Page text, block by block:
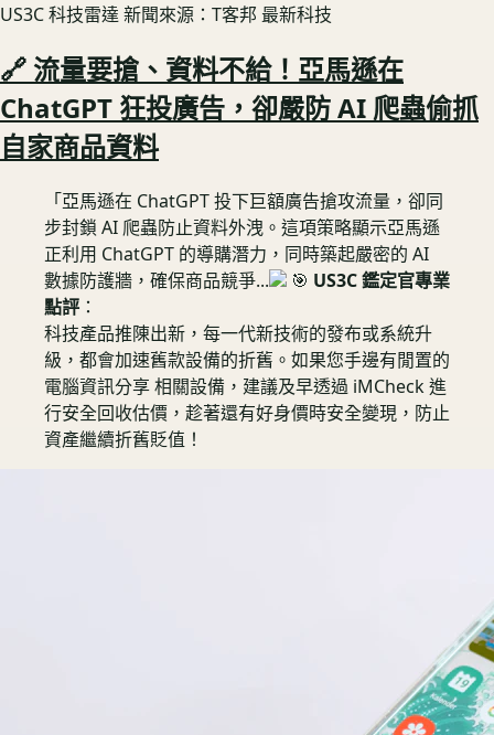
US3C 科技雷達 新聞來源：T客邦 最新科技
🔗 流量要搶、資料不給！亞馬遜在
ChatGPT 狂投廣告，卻嚴防 AI 爬蟲偷抓
自家商品資料
「亞馬遜在 ChatGPT 投下巨額廣告搶攻流量，卻同
步封鎖 AI 爬蟲防止資料外洩。這項策略顯示亞馬遜
正利用 ChatGPT 的導購潛力，同時築起嚴密的 AI
數據防護牆，確保商品競爭...
🎯 US3C 鑑定官專業
點評 ：
科技產品推陳出新，每一代新技術的發布或系統升
級，都會加速舊款設備的折舊。如果您手邊有閒置的
電腦資訊分享 相關設備，建議及早透過 iMCheck 進
行安全回收估價，趁著還有好身價時安全變現，防止
資產繼續折舊貶值！